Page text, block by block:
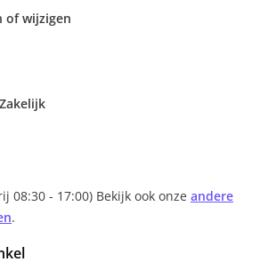
of wijzigen
08:30 - 17:00) Bekijk ook onze andere
.